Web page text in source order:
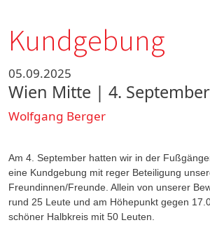
Kundgebung
05.09.2025
Wien Mitte | 4. September
Wolfgang Berger
Am 4. September hatten wir in der
eine Kundgebung mit reger Beteiligung
Freundinnen/Freunde. Allein von unserer
rund 25 Leute und am Höhepunkt gegen
schöner Halbkreis mit 50 Leuten.